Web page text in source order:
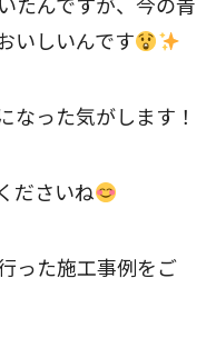
いしいんです
なった気がします！
ださいね
った施工事例をご